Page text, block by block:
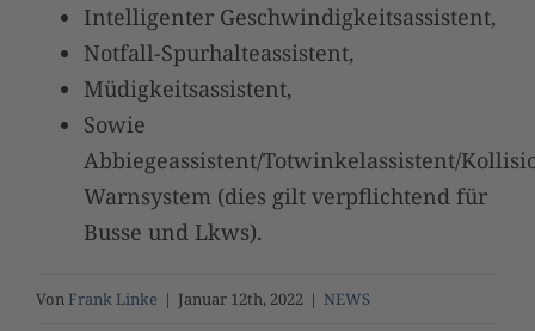
Intelligenter Geschwindigkeitsassistent,
Notfall-Spurhalteassistent,
Müdigkeitsassistent,
Sowie
Abbiegeassistent/Totwinkelassistent/
Warnsystem (dies gilt verpflichtend für
Busse und Lkws).
Von Frank Linke | Januar 12th, 2022 | NEWS